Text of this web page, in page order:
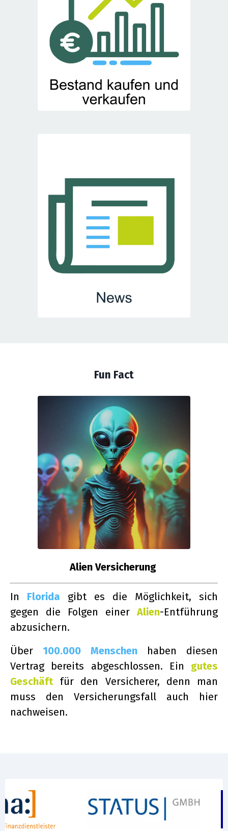
Fun Fact
Alien Versicherung
In Florida gibt es die Möglichkeit, sich
gegen die Folgen einer Alien-Entführung
abzusichern.
Über 100.000 Menschen haben diesen
Vertrag bereits abgeschlossen. Ein gutes
Geschäftfür den Versicherer, denn man
muss den Versicherungsfall auch hier
nachweisen.